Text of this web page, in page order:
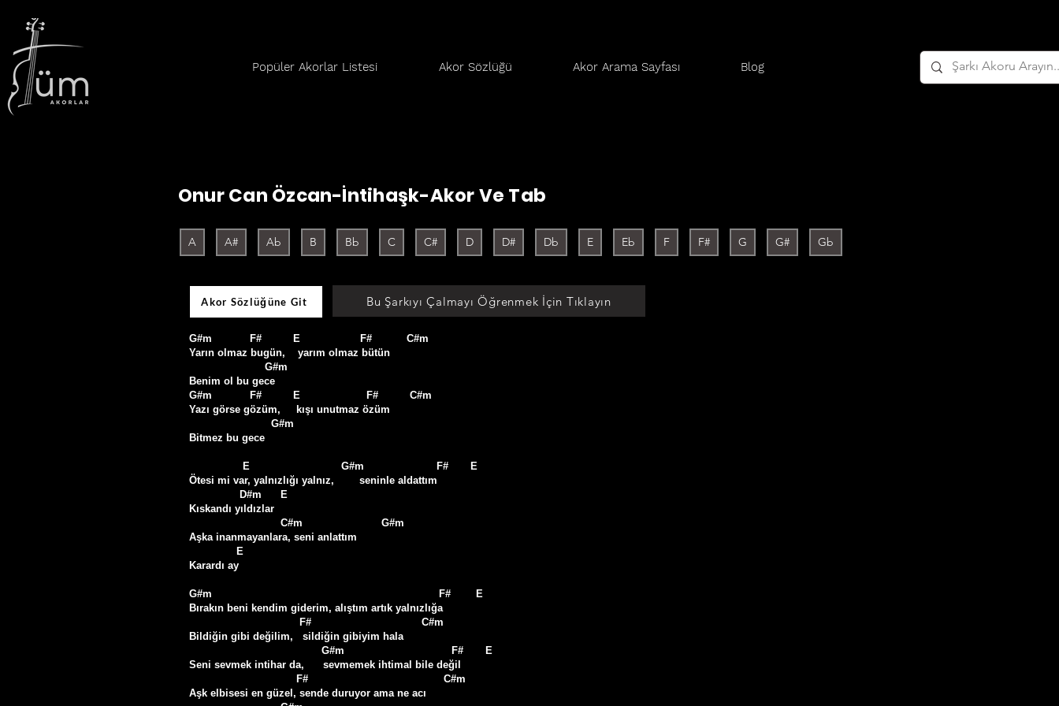
Popüler Akorlar Listesi Akor Sözlüğü Akor Arama Sayfası Blog
Onur Can Özcan-İntihaşk-Akor Ve Tab
A A# Ab B Bb C C# D D# Db E Eb F F# G G# Gb
Akor Sözlüğüne Git Bu Şarkıyı Çalmayı Öğrenmek İçin Tıklayın
G#m            F#          E                   F#           C#m
Yarın olmaz bugün,    yarım olmaz bütün
Benim ol bu gece
G#m            F#          E                     F#          C#m
Yazı görse gözüm,     kışı unutmaz özüm
Bitmez bu gece
Ötesi mi var, yalnızlığı yalnız,        seninle aldattım
Kıskandı yıldızlar
Aşka inanmayanlara, seni anlattım
Karardı ay
G#m                                                                        F#        E
Bırakın beni kendim giderim, alıştım artık yalnızlığa
Bildiğin gibi değilim,   sildiğin gibiyim hala
Seni sevmek intihar da,      sevmemek ihtimal bile değil
Aşk elbisesi en güzel, sende duruyor ama ne acı